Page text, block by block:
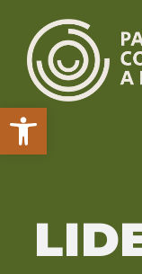
Abrir a